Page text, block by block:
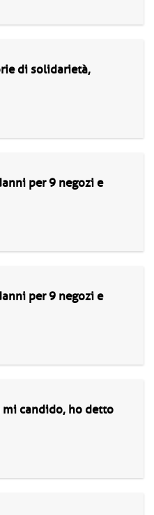
di solidarietà,
per 9 negozi e
per 9 negozi e
candido, ho detto